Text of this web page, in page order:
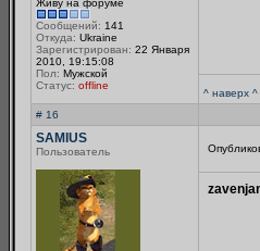
Живу на форуме
Сообщений: 141
Откуда: Ukraine
Зарегистрирован: 22 Января
2010, 19:15:08
Пол: Мужской
Статус: offline
^ наверх ^
# 16
SAMIUS
Пользователь